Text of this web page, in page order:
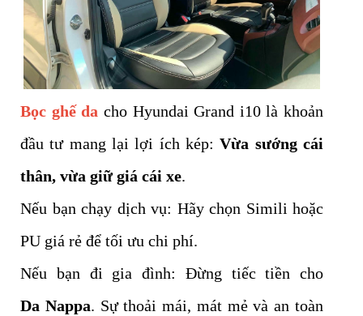
Bọc ghế da cho Hyundai Grand i10 là khoản
đầu tư mang lại lợi ích kép:Vừa sướng cái
thân, vừa giữ giá cái xe.
Nếu bạn chạy dịch vụ: Hãy chọn Simili hoặc
PU giá rẻ để tối ưu chi phí.
Nếu bạn đi gia đình: Đừng tiếc tiền cho
Da Nappa. Sự thoải mái, mát mẻ và an toàn